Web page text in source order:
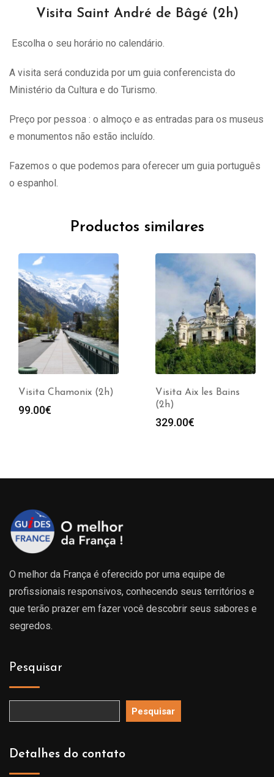
Visita Saint André de Bâgé (2h)
Escolha o seu horário no calendário.
A visita será conduzida por um guia conferencista do
Ministério da Cultura e do Turismo.
Preço por pessoa : o almoço e as entradas para os museus
e monumentos não estão incluído.
Fazemos o que podemos para oferecer um guia português
o espanhol.
Productos similares
Visita Chamonix (2h)
99.00€
Visita Aix les Bains
(2h)
329.00€
O melhor da França é oferecido por uma equipe de
profissionais responsivos, conhecendo seus territórios e
que terão prazer em fazer você descobrir seus sabores e
segredos.
Pesquisar
Pesquisar
Detalhes do contato